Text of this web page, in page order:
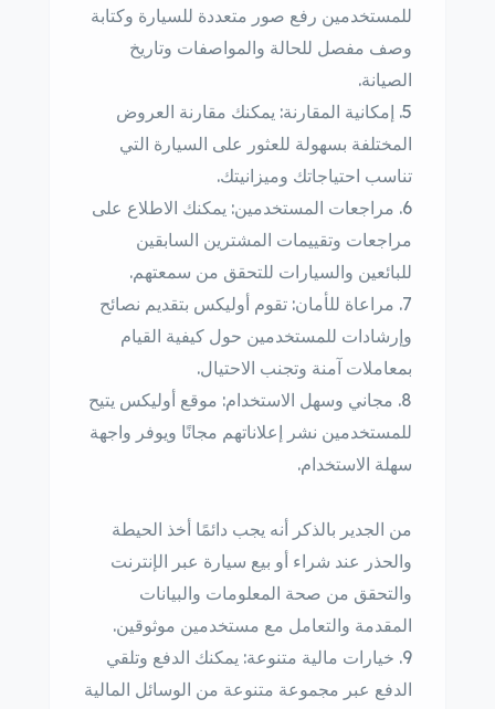
للمستخدمين رفع صور متعددة للسيارة وكتابة
وصف مفصل للحالة والمواصفات وتاريخ
الصيانة.
إمكانية المقارنة: يمكنك مقارنة العروض
المختلفة بسهولة للعثور على السيارة التي
تناسب احتياجاتك وميزانيتك.
مراجعات المستخدمين: يمكنك الاطلاع على
مراجعات وتقييمات المشترين السابقين
للبائعين والسيارات للتحقق من سمعتهم.
مراعاة للأمان: تقوم أوليكس بتقديم نصائح
وإرشادات للمستخدمين حول كيفية القيام
بمعاملات آمنة وتجنب الاحتيال.
مجاني وسهل الاستخدام: موقع أوليكس يتيح
للمستخدمين نشر إعلاناتهم مجانًا ويوفر واجهة
سهلة الاستخدام.
من الجدير بالذكر أنه يجب دائمًا أخذ الحيطة
والحذر عند شراء أو بيع سيارة عبر الإنترنت
والتحقق من صحة المعلومات والبيانات
المقدمة والتعامل مع مستخدمين موثوقين.
خيارات مالية متنوعة: يمكنك الدفع وتلقي
الدفع عبر مجموعة متنوعة من الوسائل المالية